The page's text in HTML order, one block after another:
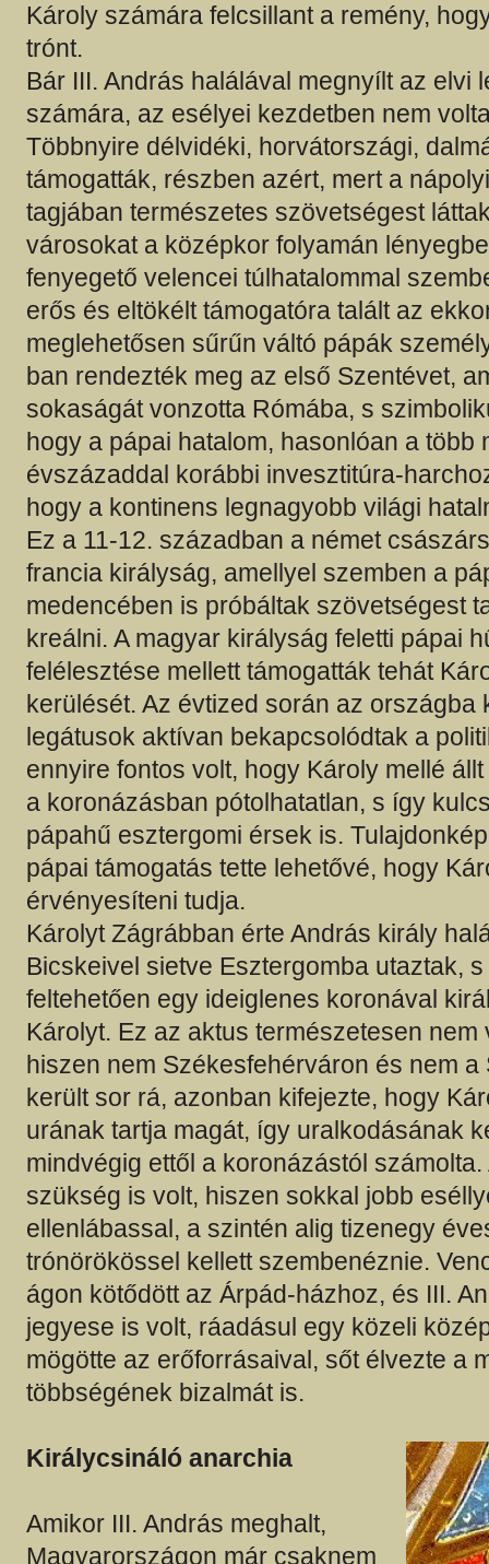
Károly számára felcsillant a remény,
trónt.
Bár III. András halálával megnyílt az elvi
számára, az esélyei kezdetben nem
Többnyire délvidéki, horvátországi,
támogatták, részben azért, mert a
tagjában természetes szövetségest
városokat a középkor folyamán
fenyegető velencei túlhatalommal
erős és eltökélt támogatóra talált az
meglehetősen sűrűn váltó pápák
ban rendezték meg az első Szentévet,
sokaságát vonzotta Rómába, s
hogy a pápai hatalom, hasonlóan a több
évszázaddal korábbi invesztitúra-
hogy a kontinens legnagyobb világi
Ez a 11-12. században a német
francia királyság, amellyel szemben a
medencében is próbáltak szövetségest
kreálni. A magyar királyság feletti pápai
felélesztése mellett támogatták tehát
kerülését. Az évtized során az országba
legátusok aktívan bekapcsolódtak a
ennyire fontos volt, hogy Károly mellé
a koronázásban pótolhatatlan, s így
pápahű esztergomi érsek is.
pápai támogatás tette lehetővé, hogy
érvényesíteni tudja.
Károlyt Zágrábban érte András király
Bicskeivel sietve Esztergomba utaztak,
feltehetően egy ideiglenes koronával
Károlyt. Ez az aktus természetesen nem
hiszen nem Székesfehérváron és nem a
került sor rá, azonban kifejezte, hogy
urának tartja magát, így uralkodásának
mindvégig ettől a koronázástól
szükség is volt, hiszen sokkal jobb
ellenlábassal, a szintén alig tizenegy
trónörökössel kellett szembenéznie.
ágon kötődött az Árpád-házhoz, és III.
jegyese is volt, ráadásul egy közeli
mögötte az erőforrásaival, sőt élvezte a
többségének bizalmát is.
Királycsináló anarchia
Amikor III. András meghalt,
Magyarországon már csaknem